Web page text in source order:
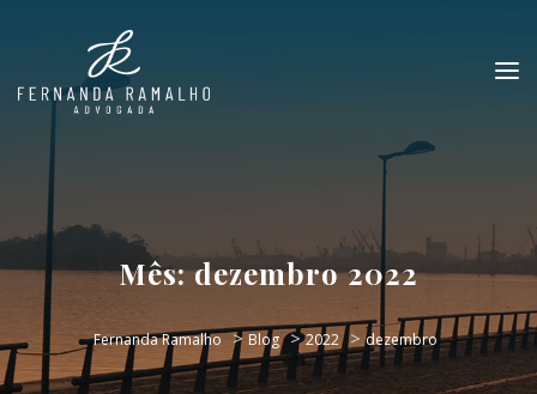
Mês:dezembro 2022
Fernanda Ramalho >Blog >2022 >dezembro